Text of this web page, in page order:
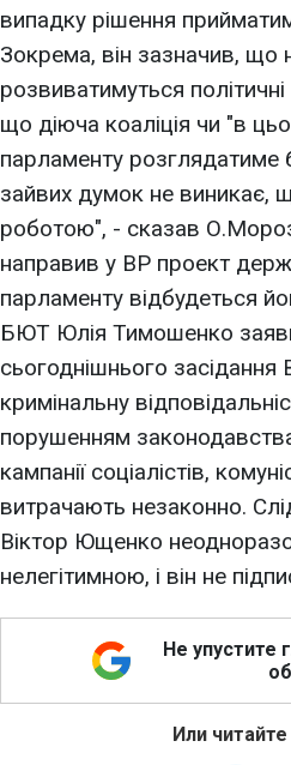
випадку рішення
Зокрема, він зазначив, що
розвиватимуться політичні
що діюча коаліція чи "в
парламенту розглядатиме
зайвих думок не
роботою", - сказав
направив у ВР проект
парламенту відбудеться
БЮТ Юлія Тимошенко
сьогоднішнього
кримінальну
порушенням
кампанії соціалістів,
витрачають незаконно.
Віктор Ющенко
нелегітимною, і він не
Не упустите
Или